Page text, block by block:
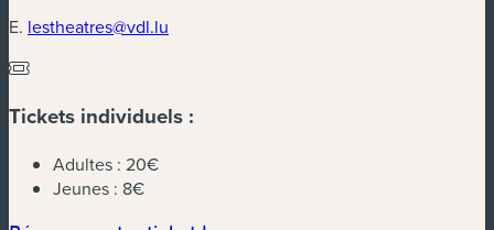
E. lestheatres@vdl.lu
Tickets individuels :
Adultes : 20€
Jeunes : 8€